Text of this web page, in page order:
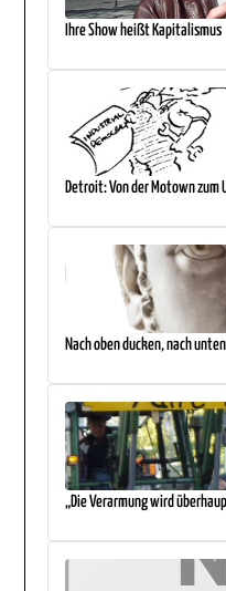
Ihre Show heißt Kapitalismus
Detroit: Von der Motown zum
Nach oben ducken, nach
„Die Verarmung wird